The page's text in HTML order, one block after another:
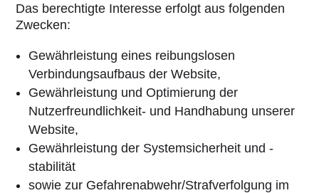
Das berechtigte Interesse erfolgt aus folgenden
Zwecken:
Gewährleistung eines reibungslosen
Verbindungsaufbaus der Website,
Gewährleistung und Optimierung der
Nutzerfreundlichkeit- und Handhabung unserer
Website,
Gewährleistung der Systemsicherheit und -
stabilität
sowie zur Gefahrenabwehr/Strafverfolgung im